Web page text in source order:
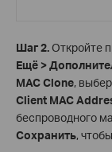
Шаг 2.Откройте
Ещё >
MAC Clone,
Client MAC
беспроводного
Сохранить,